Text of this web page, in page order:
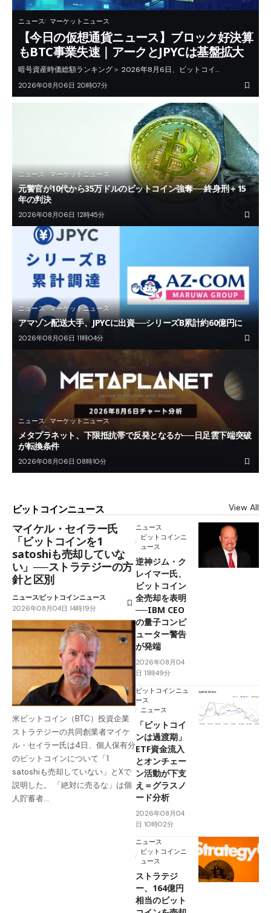
ニュース マーケットニュース
【今日の仮想通貨ニュース】ブロック好決算
もBTC事業失速｜アークとJPYCは基盤拡大
暗号資産時価総額ランキング＞ 2026年8月6日、ビットコイ…
2026年08月06日 20時07分
ニュース マーケットニュース
元警官が10代から35万ドルのビットコイン強奪──終身刑＋15
年の判決
2026年08月06日 12時45分
ニュース マーケットニュース
アマゾン配送大手、JPYCに出資──シリーズB累計約60億円に
2026年08月06日 11時04分
ニュース マーケットニュース
メタプラネット、下限抵抗帯で反発となるか──日足雲下端突破
が転換条件
2026年08月06日 08時10分
ビットコインニュース View All
マイケル・セイラー氏
「ビットコインを1
satoshiも売却していな
い」──ストラテジーの方
針と区別
ニュースビットコインニュース
2026年08月04日 14時19分
米ビットコイン（BTC）投資企業
ストラテジーの共同創業者マイケ
ル・セイラー氏は4日、個人保有分
のビットコインについて「1
satoshiも売却していない」とXで
説明した。 「絶対に売るな」は個
人貯蓄者…
ニュース
ビットコインニ
ュース
逆神ジム・ク
レイマー氏、
ビットコイン
全売却を表明
──IBM CEO
の量子コンピ
ューター警告
が発端
2026年08月04
日 11時49分
ビットコインニュ
ース
ニュース
「ビットコイ
ンは過渡期」
ETF資金流入
とオンチェー
ン活動が下支
え＝グラスノ
ード分析
2026年08月04
日 10時02分
ニュース
ビットコインニ
ュース
ストラテジ
ー、164億円
相当のビット